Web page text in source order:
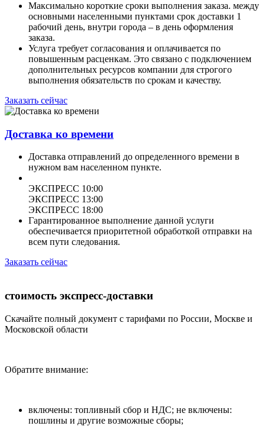
Максимально короткие сроки выполнения заказа. между
основными населенными пунктами срок доставки 1
рабочий день, внутри города – в день оформления
заказа.
Услуга требует согласования и оплачивается по
повышенным расценкам. Это связано с подключением
дополнительных ресурсов компании для строгого
выполнения обязательств по срокам и качеству.
Заказать сейчас
Доставка ко времени
Доставка отправлений до определенного времени в
нужном вам населенном пункте.
ЭКСПРЕСС 10:00
ЭКСПРЕСС 13:00
ЭКСПРЕСС 18:00
Гарантированное выполнение данной услуги
обеспечивается приоритетной обработкой отправки на
всем пути следования.
Заказать сейчас
стоимость экспресс-доставки
Скачайте полный документ с тарифами по России, Москве и
Московской области
Обратите внимание:
включены: топливный сбор и НДС; не включены:
пошлины и другие возможные сборы;